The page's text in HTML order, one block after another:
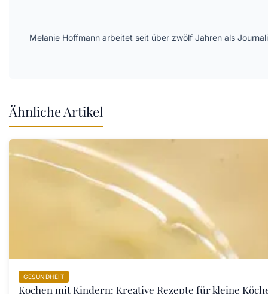
Melanie Hoffmann arbeitet seit über zwölf Jahren als
Ähnliche Artikel
GESUNDHEIT
Kochen mit Kindern: Kreative Rezepte für kleine